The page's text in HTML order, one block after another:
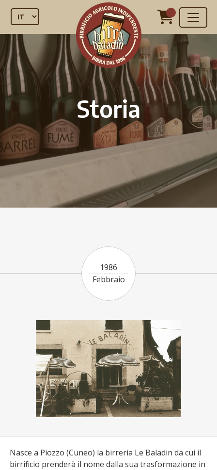
Storia
Nasce a Piozzo (Cuneo) la birreria Le Baladin da cui il
birrificio prenderà il nome dalla sua trasformazione in
1986
Febbraio